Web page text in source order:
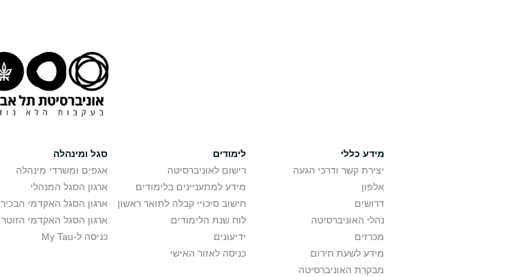
מידע כללי
יצירת קשר ודרכי הגעה
אלפון
דרושים
נהלי האוניברסיטה
מכרזים
מידע לשעת חירום
מבקרת האוניברסיטה
לימודים
רישום לאוניברסיטה
מידע למתעניינים בלימודים
חישוב סיכויי קבלה לתואר ראשון
לוח שנת הלימודים
ידיעונים
כניסה לאזור האישי
סגל ומינהלה
אגפים ומשרדי מינהלה
ארגון הסגל המנהלי
ארגון הסגל האקדמי הבכיר
ארגון הסגל האקדמי הזוטר
כניסה ל-My Tau